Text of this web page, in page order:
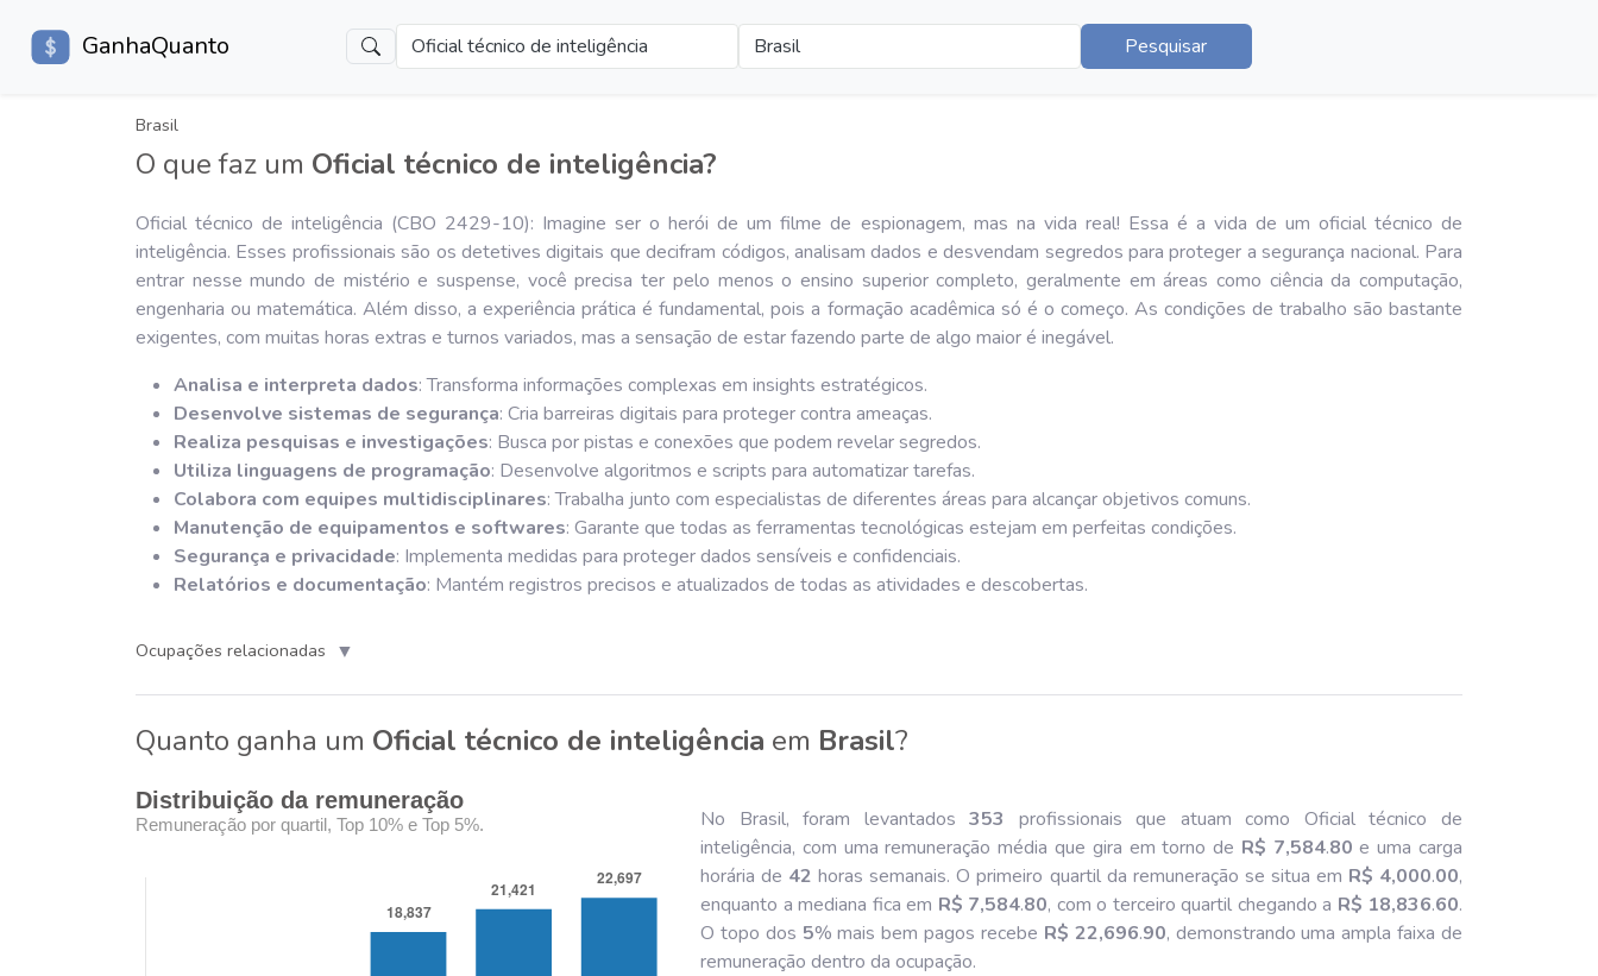
GanhaQuanto Oficial técnico de inteligência Brasil Pesquisar
Brasil
O que faz um Oficial técnico de inteligência?
Oficial técnico de inteligência (CBO 2429-10): Imagine ser o herói de um filme de espionagem, mas na vida real! Essa é a vida de um oficial técnico de
inteligência. Esses profissionais são os detetives digitais que decifram códigos, analisam dados e desvendam segredos para proteger a segurança nacional. Para
entrar nesse mundo de mistério e suspense, você precisa ter pelo menos o ensino superior completo, geralmente em áreas como ciência da computação,
engenharia ou matemática. Além disso, a experiência prática é fundamental, pois a formação acadêmica só é o começo. As condições de trabalho são bastante
exigentes, com muitas horas extras e turnos variados, mas a sensação de estar fazendo parte de algo maior é inegável.
Analisa e interpreta dados: Transforma informações complexas em insights estratégicos.
Desenvolve sistemas de segurança: Cria barreiras digitais para proteger contra ameaças.
Realiza pesquisas e investigações: Busca por pistas e conexões que podem revelar segredos.
Utiliza linguagens de programação: Desenvolve algoritmos e scripts para automatizar tarefas.
Colabora com equipes multidisciplinares: Trabalha junto com especialistas de diferentes áreas para alcançar objetivos comuns.
Manutenção de equipamentos e softwares: Garante que todas as ferramentas tecnológicas estejam em perfeitas condições.
Segurança e privacidade: Implementa medidas para proteger dados sensíveis e confidenciais.
Relatórios e documentação: Mantém registros precisos e atualizados de todas as atividades e descobertas.
Ocupações relacionadas ▼
Quanto ganha um Oficial técnico de inteligência em Brasil?
Distribuição da remuneração
Remuneração por quartil, Top 10% e Top 5%. No Brasil, foram levantados353 profissionais que atuam como Oficial técnico de
inteligência, com uma remuneração média que gira em torno de R$ 7,584.80 e uma carga
horária de 42 horas semanais. O primeiro quartil da remuneração se situa em R$ 4,000.00,
enquanto a mediana fica em R$ 7,584.80, com o terceiro quartil chegando a R$ 18,836.60.
O topo dos 5% mais bem pagos recebe R$ 22,696.90, demonstrando uma ampla faixa de
remuneração dentro da ocupação.